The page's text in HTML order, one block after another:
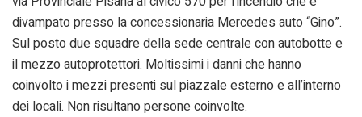
divampato presso la concessionaria Mercedes auto “Gino”.
Sul posto due squadre della sede centrale con autobotte e
il mezzo autoprotettori. Moltissimi i danni che hanno
coinvolto i mezzi presenti sul piazzale esterno e all’interno
dei locali. Non risultano persone coinvolte.